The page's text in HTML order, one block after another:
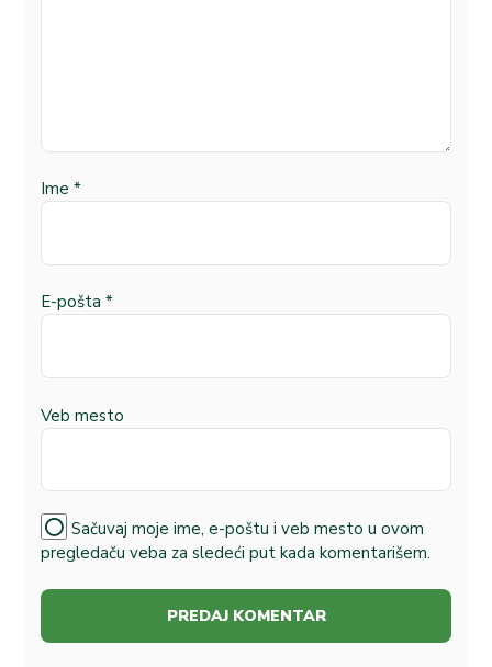
Ime *
E-pošta *
Veb mesto
Sačuvaj moje ime, e-poštu i veb mesto u ovom
pregledaču veba za sledeći put kada komentarišem.